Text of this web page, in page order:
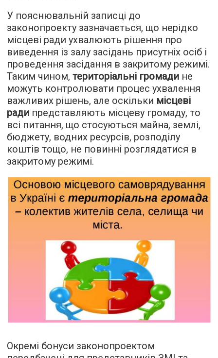
У пояснювальній записці до
законопроекту зазначається, що нерідко
місцеві ради ухвалюють рішення про
виведення із залу засідань присутніх осіб і
проведення засідання в закритому режимі.
Таким чином, територіальні громади не
можуть контролювати процес ухвалення
важливих рішень, але оскільки місцеві
ради представляють місцеву громаду, то
всі питання, що стосуються майна, землі,
бюджету, водних ресурсів, розподілу
коштів тощо, не повинні розглядатися в
закритому режимі.
Окремі бонуси законопроектом